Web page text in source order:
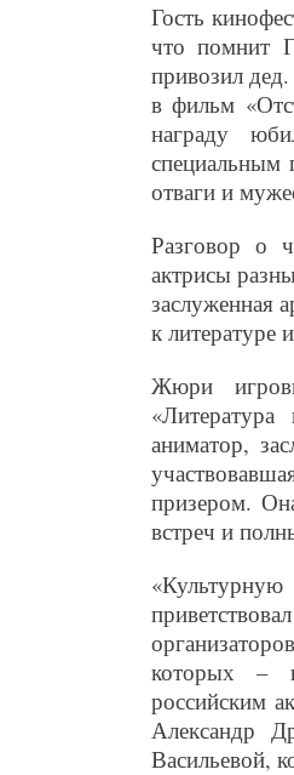
Гость
что помнит
привозил
в фильм
награду
специальным
отваги и
Разговор о
актрисы
заслуженная
к литературе
Жюри
аниматор,
призером.
встреч и
которых –
российским
Александр
Васильевой,